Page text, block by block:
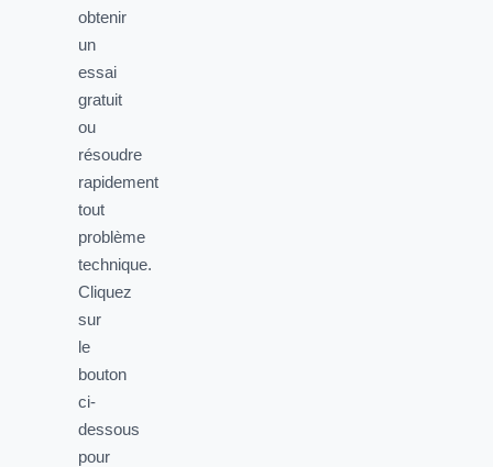
obtenir
un
essai
gratuit
ou
résoudre
rapidement
tout
problème
technique.
Cliquez
sur
le
bouton
ci-
dessous
pour